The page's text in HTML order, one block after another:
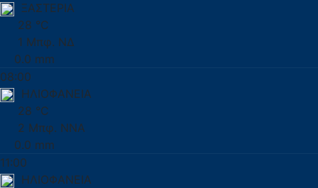
ΞΑΣΤΕΡΙΑ
28 °C
1 Μπφ. ΝΔ
0.0 mm
08:00
ΗΛΙΟΦΑΝΕΙΑ
28 °C
2 Μπφ. ΝΝΑ
0.0 mm
11:00
ΗΛΙΟΦΑΝΕΙΑ